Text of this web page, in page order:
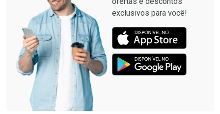
exclusivos para você!